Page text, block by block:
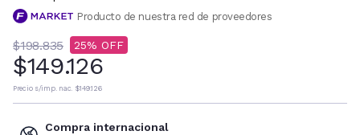
Producto de nuestra red de proveedores
$198.835 25
$149.126
Precio s/imp. nac. $149.126
Compra internacional